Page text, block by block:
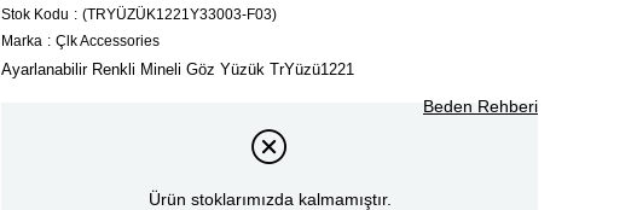
Stok Kodu
(TRYÜZÜK1221Y33003-F03)
Marka : Çlk Accessories
Ayarlanabilir Renkli Mineli Göz Yüzük TrYüzü1221
Beden Rehberi
Ürün stoklarımızda kalmamıştır.